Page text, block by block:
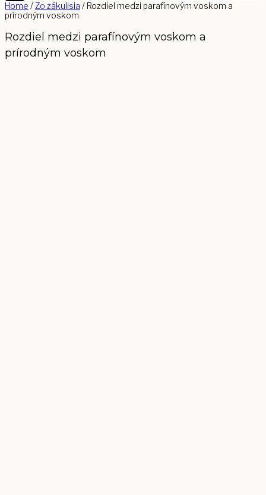
Home /Zo zákulisia / Rozdiel medzi parafínovým voskom a
prírodným voskom
Rozdiel medzi parafínovým voskom a
prírodným voskom